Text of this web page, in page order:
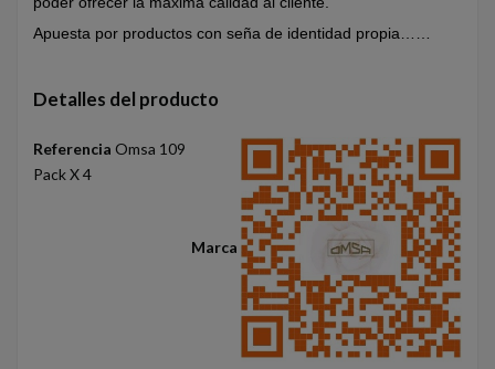
Apuesta por productos con seña de identidad propia……
Detalles del producto
Marca
Referencia Omsa 109
Pack X 4